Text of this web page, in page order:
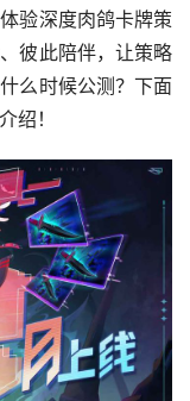
验深度肉鸽卡牌策
彼此陪伴，让策略
么时候公测？下面
绍！